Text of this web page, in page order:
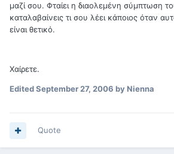
μαζί σου. Φταίει η διαολεμένη σύμπτωση
καταλαβαίνεις τι σου λέει κάποιος όταν
είναι θετικό.
Χαίρετε.
EditedSeptember 27, 2006 by Nienna
Quote